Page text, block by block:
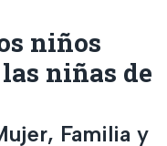
niños
niñas de
Familia y